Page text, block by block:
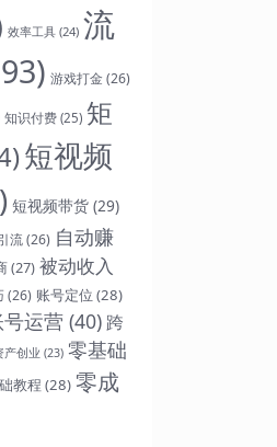
效率工具 (24) 流
游戏打金(26)
知识付费 (25) 矩
短视频
短视频带货 (29)
流(26) 自动赚
(27) 被动收入
(26) 账号定位 (28)
号运营 (40) 跨
产创业 (23) 零基础
教程 (28) 零成